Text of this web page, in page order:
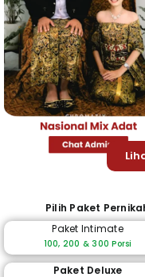
Pilih Paket
Paket Intimate
100, 200 & 300 Porsi
Paket Deluxe